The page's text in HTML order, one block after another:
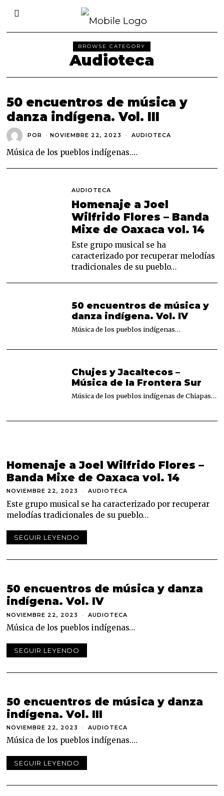
BROWSE CATEGORY
Audioteca
50 encuentros de música y
danza indígena. Vol. III
POR NOVIEMBRE 22, 2023
N
V
2
2
2
0
3
AUDIOTECA
Música de los pueblos indígenas.…
AUDIOTECA
Homenaje a Joel
Wilfrido Flores – Banda
Mixe de Oaxaca vol. 14
Este grupo musical se ha
caracterizado por recuperar melodías
tradicionales de su pueblo…
50 encuentros de música y
danza indígena. Vol. IV
Música de los pueblos indígenas…
Chujes y Jacaltecos –
Música de la Frontera Sur
Música de los pueblos indígenas de Chiapas…
Homenaje a Joel Wilfrido Flores –
Banda Mixe de Oaxaca vol. 14
NOVIEMBRE 22, 2023
N
V
I
B
R
2
0
2
3
AUDIOTECA
Este grupo musical se ha caracterizado por recuperar
melodías tradicionales de su pueblo…
SEGUIR LEYENDO
50 encuentros de música y danza
indígena. Vol. IV
NOVIEMBRE 22, 2023
N
V
E
M
B
E
2
0
2
AUDIOTECA
Música de los pueblos indígenas…
SEGUIR LEYENDO
50 encuentros de música y danza
indígena. Vol. III
NOVIEMBRE 22, 2023
N
V
E
M
B
E
AUDIOTECA
Música de los pueblos indígenas.…
SEGUIR LEYENDO